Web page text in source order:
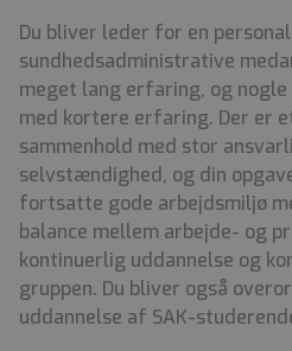
Du bliver leder for en
sundhedsadministrative
meget lang erfaring, og
med kortere erfaring. Der er
sammenhold med stor
selvstændighed, og din
fortsatte gode arbejdsmiljø
balance mellem arbejde- og
kontinuerlig uddannelse og
gruppen. Du bliver også
uddannelse af SAK-